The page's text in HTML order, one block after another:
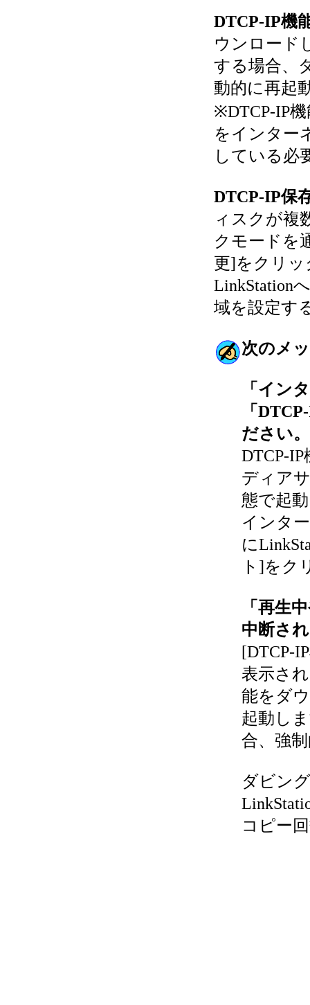
DTCP-IP機
ウンロード
する場合、
動的に再起
※DTCP-IP
をインター
している必
DTCP-IP保
ィスクが複
クモードを
更]をクリッ
LinkStation
域を設定す
次のメ
「イン
「
ださい
DTCP-
ディア
態で起
インタ
に
ト]をク
「再生
中断さ
[DTCP-
表示さ
能をダ
起動し
合、強
ダビン
コピー